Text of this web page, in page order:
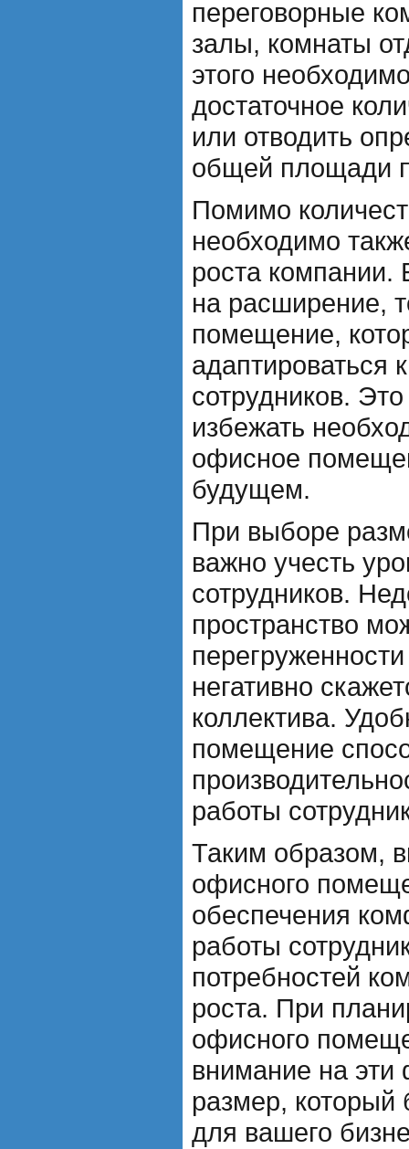
переговорные
залы, комнаты
этого
достаточное
или отводить
общей площади
Помимо
необходимо
роста компании.
на расширение,
помещение,
адаптироваться
сотрудников.
избежать
офисное
будущем.
При выборе
важно учесть
сотрудников.
пространство
негативно
коллектива.
помещение
работы
Таким образом,
офисного
обеспечения
работы
потребностей
роста. При
офисного
внимание на
размер,
для вашего